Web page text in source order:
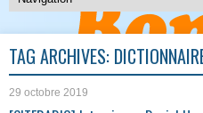
TAG ARCHIVES:
29 octobre 2019